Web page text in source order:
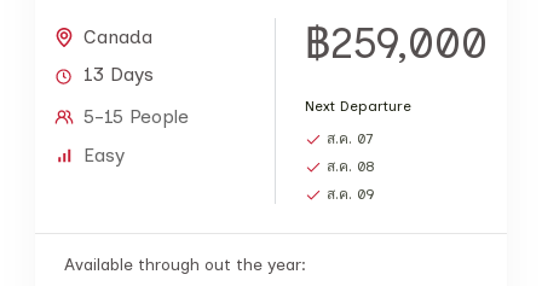
Canada
13 Days
5-15 People
Easy
฿259,000
Next Departure
ส.ค. 07
ส.ค. 08
ส.ค. 09
Available through out the year: